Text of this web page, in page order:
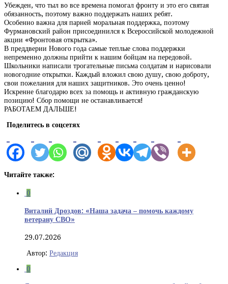
Убежден, что тыл во все времена помогал фронту и это его святая
обязанность, поэтому важно поддержать наших ребят.
Особенно важна для парней моральная поддержка, поэтому
Фурмановский район присоединился к Всероссийской молодежной
акции «Фронтовая открытка».
В преддверии Нового года самые теплые слова поддержки
непременно должны прийти к нашим бойцам на передовой.
Школьники написали трогательные письма солдатам и нарисовали
новогодние открытки. Каждый вложил свою душу, свою доброту,
свои пожелания для наших защитников. Это очень ценно!
Искренне благодарю всех за помощь и активную гражданскую
позицию! Сбор помощи не останавливается!
РАБОТАЕМ ДАЛЬШЕ!
Поделитесь в соцсетях
Читайте также:
0
Виталий Дроздов: «Наша задача – помочь каждому
ветерану СВО»
29.07.2026
Автор: Редакция
0